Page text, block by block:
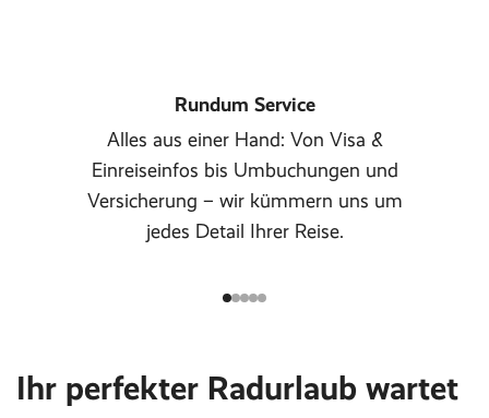
Rundum Service
Alles aus einer Hand: Von Visa &
Einreiseinfos bis Umbuchungen und
Versicherung – wir kümmern uns um
jedes Detail Ihrer Reise.
Ihr perfekter Radurlaub wartet